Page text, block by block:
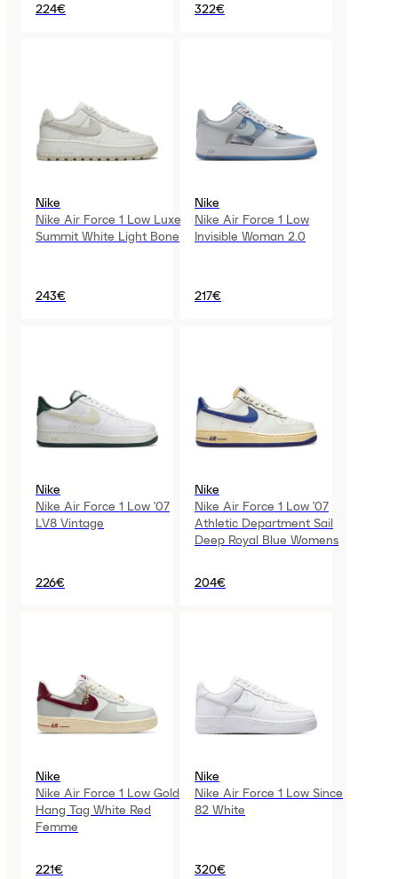
224€ 322€
Nike
Nike Air Force 1 Low Luxe
Summit White Light Bone
243€
Nike
Nike Air Force 1 Low
Invisible Woman 2.0
217€
Nike
Nike Air Force 1 Low '07
LV8 Vintage
226€
Nike
Nike Air Force 1 Low '07
Athletic Department Sail
Deep Royal Blue Womens
204€
Nike
Nike Air Force 1 Low Gold
Hang Tag White Red
Femme
221€
Nike
Nike Air Force 1 Low Since
82 White
320€